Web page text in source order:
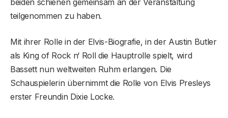
teilgenommen zu haben.
Mit ihrer Rolle in der Elvis-Biografie, in der Austin Butler
als King of Rock n‘ Roll die Hauptrolle spielt, wird
Bassett nun weltweiten Ruhm erlangen. Die
Schauspielerin übernimmt die Rolle von Elvis Presleys
erster Freundin Dixie Locke.